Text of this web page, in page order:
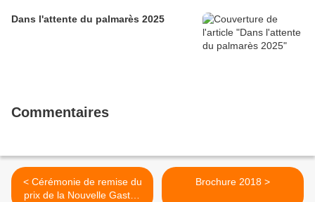
Dans l'attente du palmarès 2025
Commentaires
< Cérémonie de remise du
prix de la Nouvelle Gaston
Brochure 2018 >